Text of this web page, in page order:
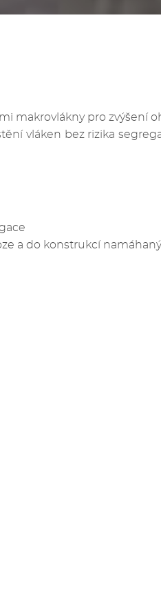
makrovlákny pro zvýšení
vláken bez rizika
a do konstrukcí